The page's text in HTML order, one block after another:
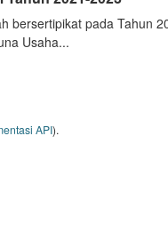
bersertipikat pada Tahun
Usaha...
API).